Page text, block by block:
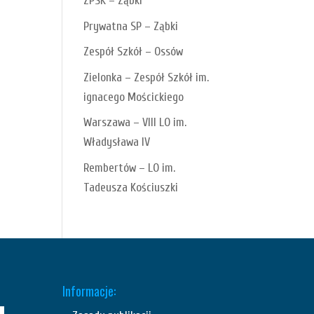
Prywatna SP – Ząbki
Zespół Szkół – Ossów
Zielonka – Zespół Szkół im.
ignacego Mościckiego
Warszawa – VIII LO im.
Władysława IV
Rembertów – LO im.
Tadeusza Kościuszki
Informacje: